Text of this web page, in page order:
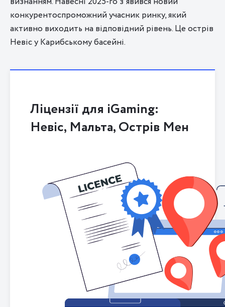
конкурентоспроможний учасник ринку, який
активно виходить на відповідний рівень. Це острів
Невіс у Карибському басейні.
Ліцензії для iGaming:
Невіс, Мальта, Острів Мен